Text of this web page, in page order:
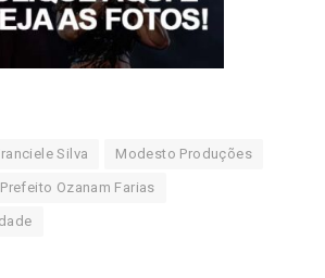
Silva Modesto Produções
Prefeito Ozanam Farias